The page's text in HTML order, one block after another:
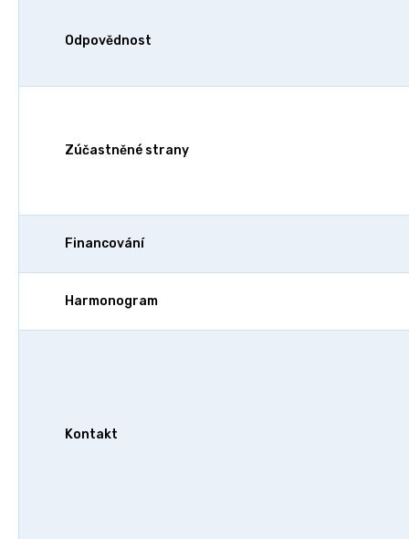
Odpovědnost
Zúčastněné strany
Financování
Harmonogram
Kontakt